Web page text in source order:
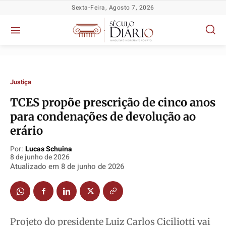
Política
Socioeconômicas
TV Século
Justiça
Educação
Segurança
Política
Socioeconômicas
TV Século
Justiça
Educação
Segurança
Política
Socioeconômicas
TV Século
Justiça
Educação
Segurança
Política
Socioeconômicas
TV Século
Justiça
Educação
Segurança
Sexta-Feira, Agosto 7, 2026
Justiça
TCES propõe prescrição de cinco anos
para condenações de devolução ao
erário
Por: Lucas Schuina
8 de junho de 2026
Atualizado em 8 de junho de 2026
Projeto do presidente Luiz Carlos Ciciliotti vai